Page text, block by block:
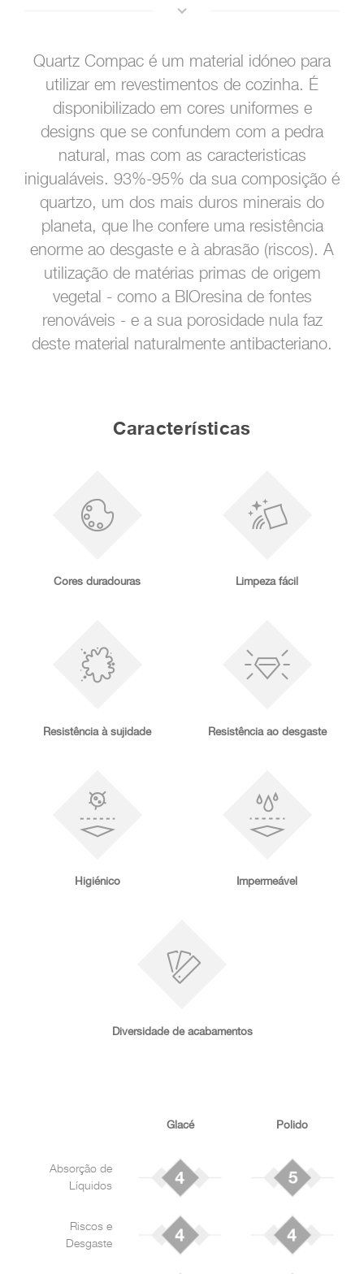
Quartz Compac é um material idóneo para
utilizar em revestimentos de cozinha. É
disponibilizado em cores uniformes e
designs que se confundem com a pedra
natural, mas com as caracteristicas
inigualáveis. 93%-95% da sua composição é
quartzo, um dos mais duros minerais do
planeta, que lhe confere uma resistência
enorme ao desgaste e à abrasão (riscos). A
utilização de matérias primas de origem
vegetal - como a BIOresina de fontes
renováveis - e a sua porosidade nula faz
deste material naturalmente antibacteriano.
Características
Cores duradouras Limpeza fácil
Resistência à sujidade Resistência ao desgaste
Higiénico Impermeável
Diversidade de acabamentos
Glacé Polido
Absorção de
Líquidos
Riscos e
Desgaste